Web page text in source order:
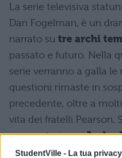
StudentVille - La tua
La serie televisiva
Dan Fogelman, è un
narrato su tre archi
passato e futuro. Nella
serie verranno a galla
questioni rimaste in
precedente, oltre a
vita dei fratelli Pearson.
momento in cuiJack e
Pittsburgh dopo la